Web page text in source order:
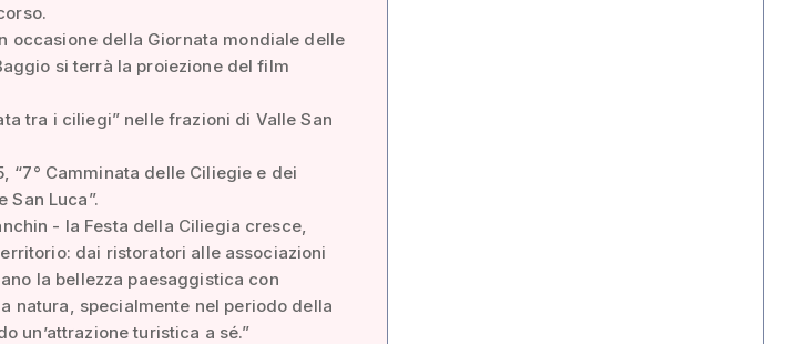
occasione della Giornata mondiale delle
si terrà la proiezione del film
tra i ciliegi” nelle frazioni di Valle San
“7° Camminata delle Ciliegie e dei
Luca”.
- la Festa della Ciliegia cresce,
dai ristoratori alle associazioni
la bellezza paesaggistica con
natura, specialmente nel periodo della
un’attrazione turistica a sé.”